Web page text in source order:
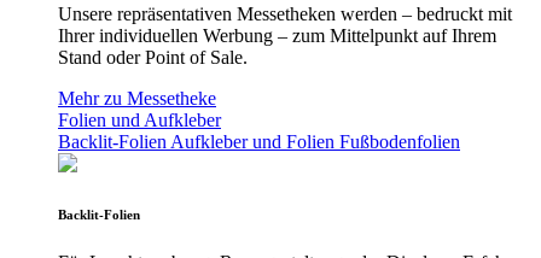
Unsere repräsentativen Messetheken werden – bedruckt mit
Ihrer individuellen Werbung – zum Mittelpunkt auf Ihrem
Stand oder Point of Sale.
Mehr zu Messetheke
Folien und Aufkleber
Backlit-Folien Aufkleber und Folien Fußbodenfolien
Backlit-Folien